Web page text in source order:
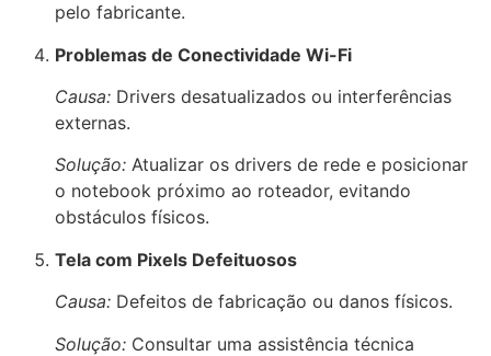
pelo fabricante.
Problemas de Conectividade Wi-Fi
Causa: Drivers desatualizados ou interferências
externas.
Solução: Atualizar os drivers de rede e posicionar
o notebook próximo ao roteador, evitando
obstáculos físicos.
Tela com Pixels Defeituosos
Causa: Defeitos de fabricação ou danos físicos.
Solução: Consultar uma assistência técnica